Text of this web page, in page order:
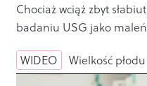
Chociaż wciąż zbyt
badaniu USG jako
WIDEO Wielkość